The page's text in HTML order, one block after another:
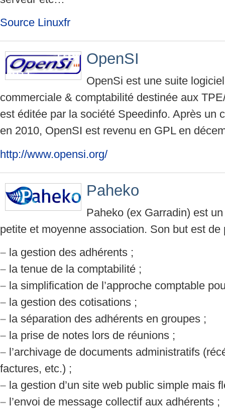
Source Linuxfr
OpenSI
OpenSi est une suite
commerciale & comptabilité destinée aux
est éditée par la société Speedinfo. Après un
en 2010, OpenSI est revenu en GPL en
http://www.opensi.org/
Paheko
Paheko (ex Garradin) est
petite et moyenne association. Son but est de
– la gestion des adhérents ;
– la tenue de la comptabilité ;
– la simplification de l’approche comptable
– la gestion des cotisations ;
– la séparation des adhérents en groupes ;
– la prise de notes lors de réunions ;
– l’archivage de documents administratifs
factures, etc.) ;
– la gestion d’un site web public simple mais
– l’envoi de message collectif aux adhérents ;